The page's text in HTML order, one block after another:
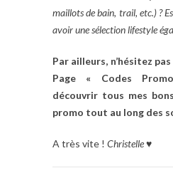
maillots de bain, trail, etc.) ?
avoir une sélection lifestyle
Par ailleurs, n’hésitez
Page « Codes
découvrir tous mes
promo tout au long des
A très vite ! Christelle♥